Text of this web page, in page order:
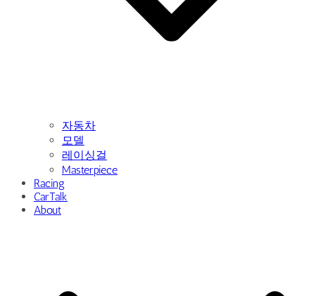
자동차
모델
레이싱걸
Masterpiece
Racing
CarTalk
About